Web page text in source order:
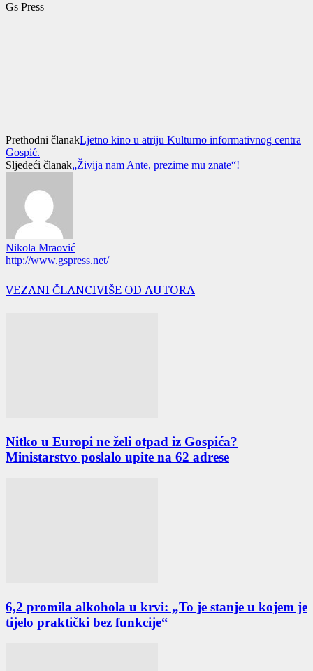
Gs Press
Prethodni članakLjetno kino u atriju Kulturno informativnog centra
Gospić.
Sljedeći članak„Živija nam Ante, prezime mu znate“!
Nikola Mraović
http://www.gspress.net/
VEZANI ČLANCIVIŠE OD AUTORA
Nitko u Europi ne želi otpad iz Gospića?
Ministarstvo poslalo upite na 62 adrese
6,2 promila alkohola u krvi: „To je stanje u kojem je
tijelo praktički bez funkcije“